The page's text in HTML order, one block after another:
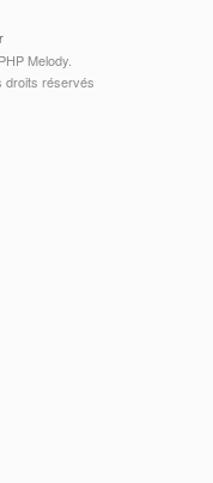
Melody.
droits réservés